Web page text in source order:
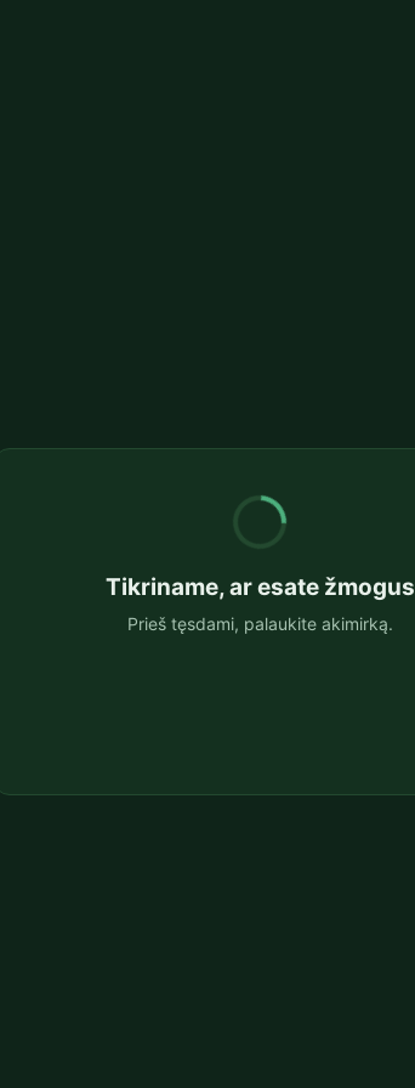
Tikriname, ar esate žmogus
Prieš tęsdami, palaukite akimirką.